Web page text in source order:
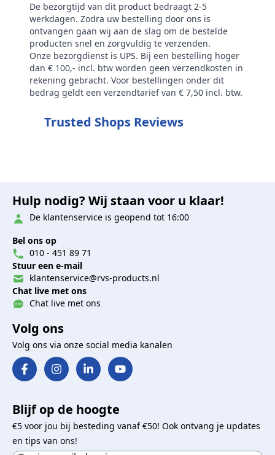
De bezorgtijd van dit product bedraagt 2-5
werkdagen. Zodra uw bestelling door ons is
ontvangen gaan wij aan de slag om de bestelde
producten snel en zorgvuldig te verzenden.
Onze bezorgdienst is UPS. Bij een bestelling hoger
dan € 100,- incl. btw worden geen verzendkosten in
rekening gebracht. Voor bestellingen onder dit
bedrag geldt een verzendtarief van € 7,50 incl. btw.
Trusted Shops Reviews
Hulp nodig? Wij staan voor u klaar!
De klantenservice is geopend tot 16:00
Bel ons op
010 - 451 89 71
Stuur een e-mail
klantenservice@rvs-products.nl
Chat live met ons
Chat live met ons
Volg ons
Volg ons via onze social media kanalen
Blijf op de hoogte
€5 voor jou bij besteding vanaf €50! Ook ontvang je updates
en tips van ons!